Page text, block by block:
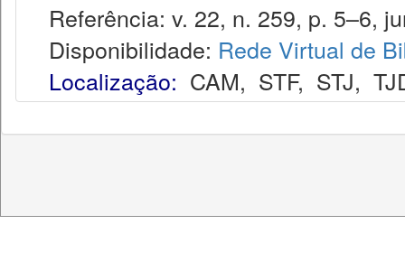
Referência: v. 22, n. 259, p. 5–6,
Disponibilidade: Rede Virtual de
Localização: CAM, STF, STJ,